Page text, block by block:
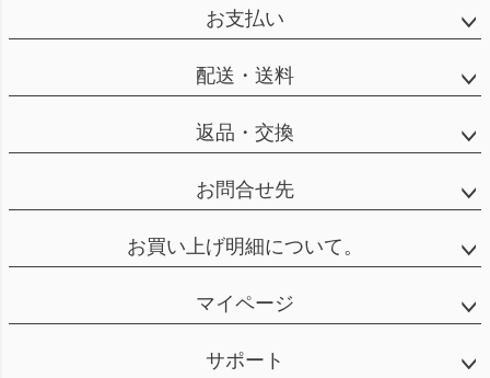
お支払い
配送・送料
返品・交換
お問合せ先
お買い上げ明細について。
マイページ
サポート